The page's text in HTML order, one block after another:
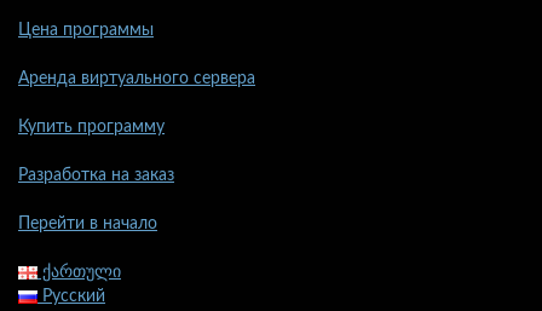
Цена программы
Аренда виртуального сервера
Купить программу
Разработка на заказ
Перейти в начало
ქართული
Русский